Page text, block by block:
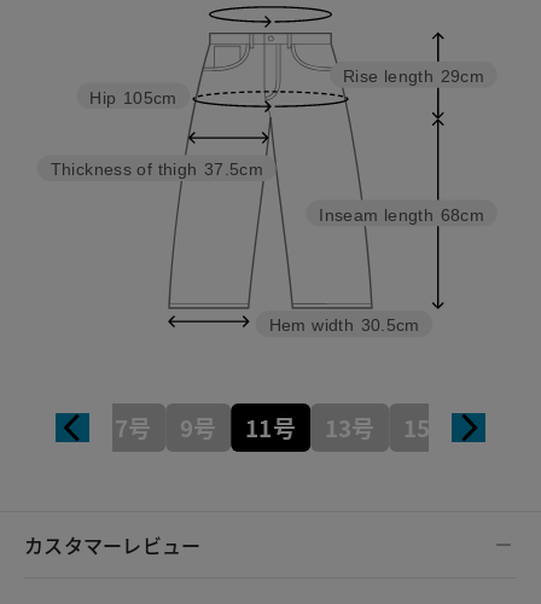
Inseam length 68cm
Rise length 29cm
Hem width 30.5cm
Thickness of thigh 37.5cm
Hip 105cm
7号 9号 11号 13号 15号
カスタマーレビュー